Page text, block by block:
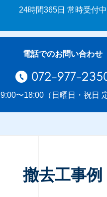
24時間365日 常時受付中
電話でのお問い合わせ
072-977-
9:00〜18:00（日曜日・祝日
撤去工事例